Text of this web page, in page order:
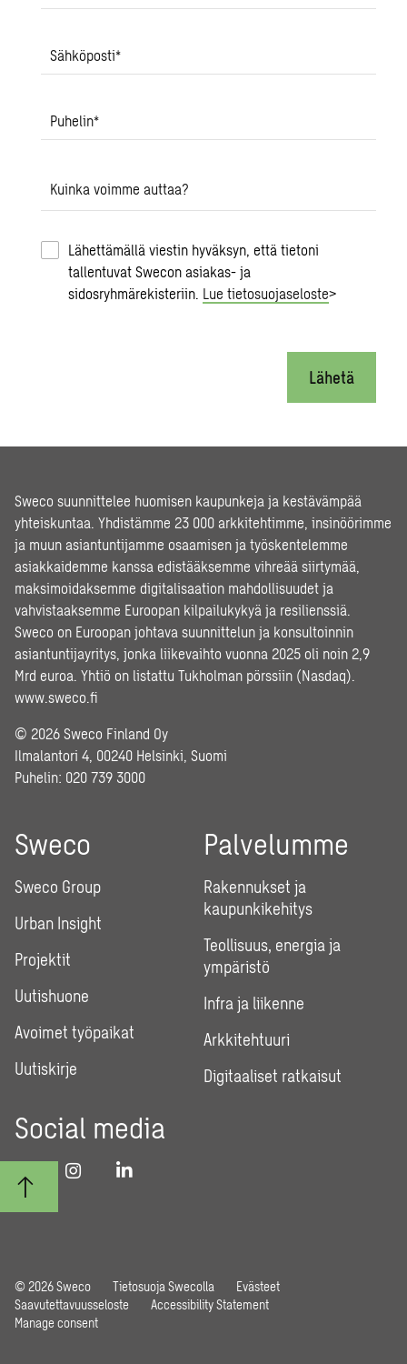
Sähköposti*
Puhelin*
Kuinka voimme auttaa?
Lähettämällä viestin hyväksyn, että tietoni
tallentuvat Swecon asiakas- ja
sidosryhmärekisteriin. Lue tietosuojaseloste>
Lähetä
Sweco suunnittelee huomisen kaupunkeja ja kestävämpää
yhteiskuntaa. Yhdistämme 23 000 arkkitehtimme, insinöörimme
ja muun asiantuntijamme osaamisen ja työskentelemme
asiakkaidemme kanssa edistääksemme vihreää siirtymää,
maksimoidaksemme digitalisaation mahdollisuudet ja
vahvistaaksemme Euroopan kilpailukykyä ja resilienssiä.
Sweco on Euroopan johtava suunnittelun ja konsultoinnin
asiantuntijayritys, jonka liikevaihto vuonna 2025 oli noin 2,9
Mrd euroa. Yhtiö on listattu Tukholman pörssiin (Nasdaq).
www.sweco.fi
© 2026 Sweco Finland Oy
Ilmalantori 4, 00240 Helsinki, Suomi
Puhelin: 020 739 3000
Sweco
Sweco Group
Urban Insight
Projektit
Uutishuone
Avoimet työpaikat
Uutiskirje
Palvelumme
Rakennukset ja
kaupunkikehitys
Teollisuus, energia ja
ympäristö
Infra ja liikenne
Arkkitehtuuri
Digitaaliset ratkaisut
Social media
© 2026 Sweco Tietosuoja Swecolla
Evästeet
Saavutettavuusseloste
Accessibility Statement
Manage consent